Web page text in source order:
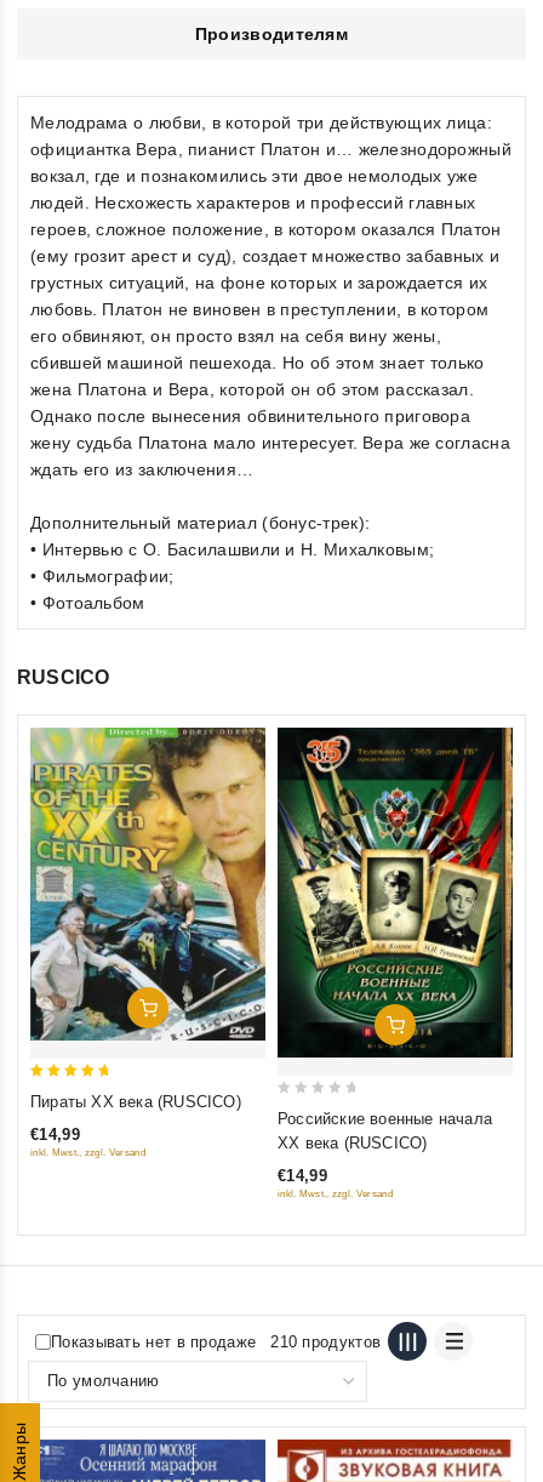
Жанры
Производителям
Мелодрама о любви, в которой три действующих лица:
официантка Вера, пианист Платон и… железнодорожный
вокзал, где и познакомились эти двое немолодых уже
людей. Несхожесть характеров и профессий главных
героев, сложное положение, в котором оказался Платон
(ему грозит арест и суд), создает множество забавных и
грустных ситуаций, на фоне которых и зарождается их
любовь. Платон не виновен в преступлении, в котором
его обвиняют, он просто взял на себя вину жены,
сбившей машиной пешехода. Но об этом знает только
жена Платона и Вера, которой он об этом рассказал.
Однако после вынесения обвинительного приговора
жену судьба Платона мало интересует. Вера же согласна
ждать его из заключения…
Дополнительный материал (бонус-трек):
• Интервью с О. Басилашвили и Н. Михалковым;
• Фильмографии;
• Фотоальбом
RUSCICO
Добавить В Корзину
out of 5
Пираты XX века (RUSCICO)
€14,99
inkl. Mwst., zzgl. Versand
Добавить В Корзину
5
Российские военные начала
XX века (RUSCICO)
€14,99
inkl. Mwst., zzgl. Versand
Показывать нет в продаже 210 продуктов